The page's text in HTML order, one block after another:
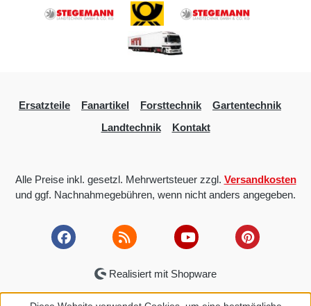
Ersatzteile Fanartikel Forsttechnik
Gartentechnik
Landtechnik
Kontakt
Alle Preise inkl. gesetzl. Mehrwertsteuer zzgl. Versandkosten
und ggf. Nachnahmegebühren, wenn nicht anders angegeben.
Realisiert mit Shopware